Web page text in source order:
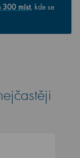
300 míst, kde se